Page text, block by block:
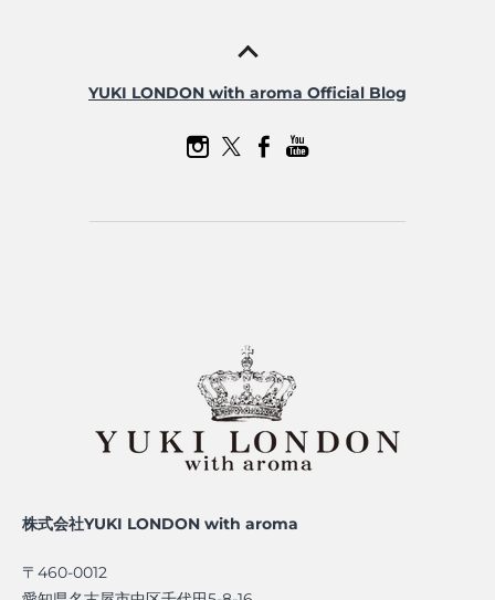
YUKI LONDON with aroma Official Blog
株式会社YUKI LONDON with aroma
〒460-0012